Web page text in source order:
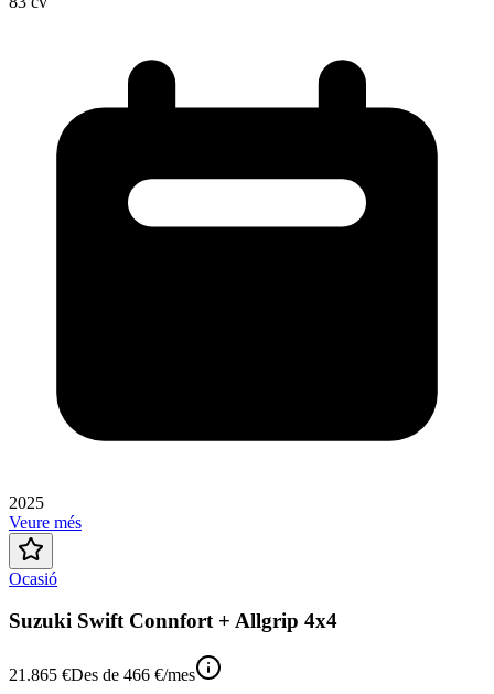
2025
Veure més
Ocasió
Suzuki Swift Connfort + Allgrip 4x4
21.865 €Des de 466 €/mes